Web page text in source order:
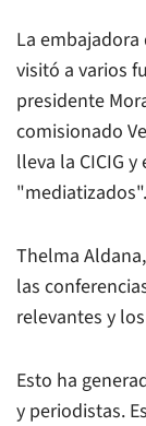
La embajadora
visitó a varios
presidente
comisionado
lleva la CICIG
"mediatizados".
Thelma
las
relevantes y
Esto ha
y periodistas.